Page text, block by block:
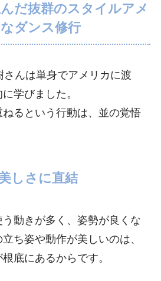
だ抜群のスタイルアメ
ダンス修行
さんは単身でアメリカに渡
学びました。
るという行動は、並の覚悟
しさに直結
動きが多く、姿勢が良くな
ち姿や動作が美しいのは、
底にあるからです。